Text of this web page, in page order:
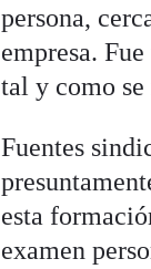
persona,
empresa.
tal y como
Fuentes
esta
examen